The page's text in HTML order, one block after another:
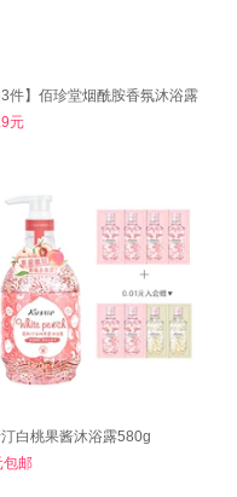
3件】佰珍堂烟酰胺香氛沐浴露
元
白桃果酱沐浴露580g
包邮